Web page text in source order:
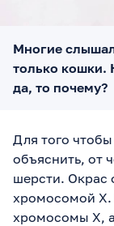
Многие
только кошки.
да, то почему?
Для того
объяснить, от
шерсти. Окрас
хромосомой X.
хромосомы Х,